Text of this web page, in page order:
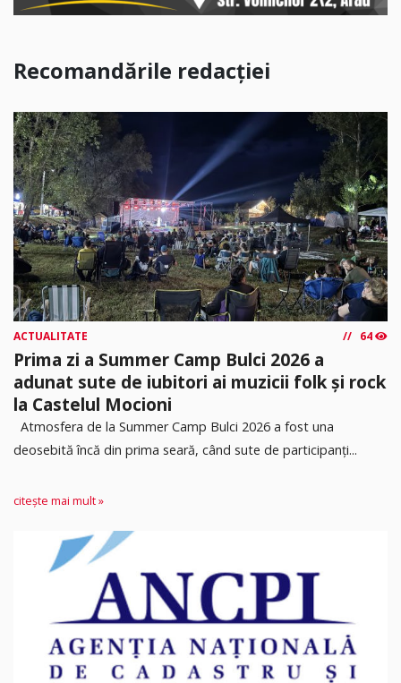
Recomandările redacției
ACTUALITATE 64
Prima zi a Summer Camp Bulci 2026 a
adunat sute de iubitori ai muzicii folk și rock
la Castelul Mocioni
Atmosfera de la Summer Camp Bulci 2026 a fost una
deosebită încă din prima seară, când sute de participanți...
citește mai mult »